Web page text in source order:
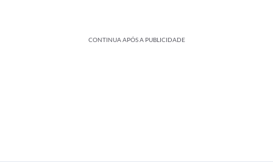
CONTINUA APÓS A PUBLICIDADE